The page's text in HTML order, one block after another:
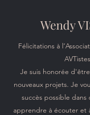
Wendy
Félicitations à
Je suis honorée
nouveaux projets. Je
succès possible dans
apprendre à écouter et